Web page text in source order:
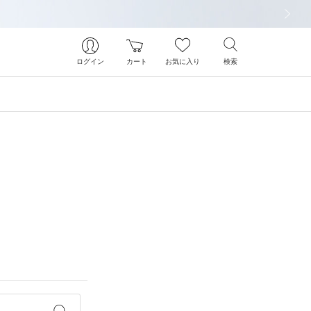
ログイン カート お気に入り 検索